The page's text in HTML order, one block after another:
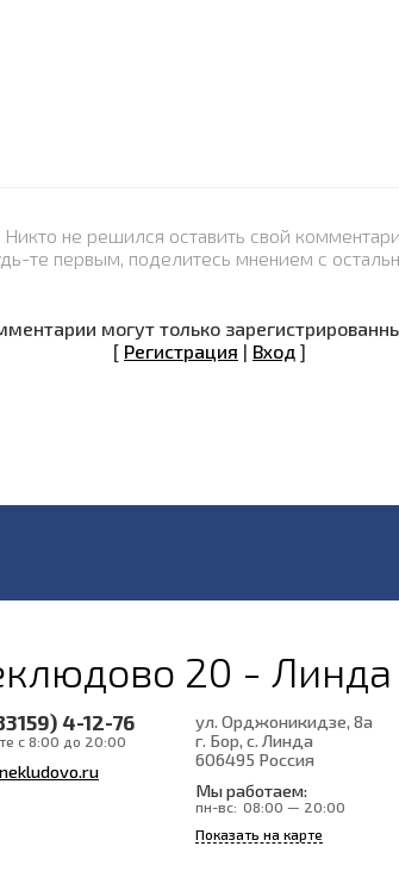
Никто не решился оставить свой
те первым, поделитесь мнением с
могут только
[ Регистрация | Вход ]
20 - Линда
4-12-76
с 8:00 до 20:00
ул. Орджоникидзе, 8а
г. Бор, с. Линда
606495 Россия
Мы работаем:
пн-вс: 08:00 — 20:00
Показать на карте